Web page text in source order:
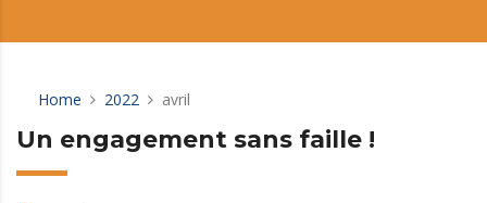
Home 2022 avril
Un engagement sans faille !